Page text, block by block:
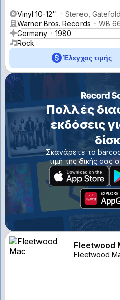
Vinyl 10-12''
Stereo, Gatefold
Warner Bros. Records
WB
Germany
1980
Rock
Έλεγχος τιμής
Πολλές
εκδόσεις
Σκανάρετε το
τιμή της δικής σας
Fleetwood
Fleetwood